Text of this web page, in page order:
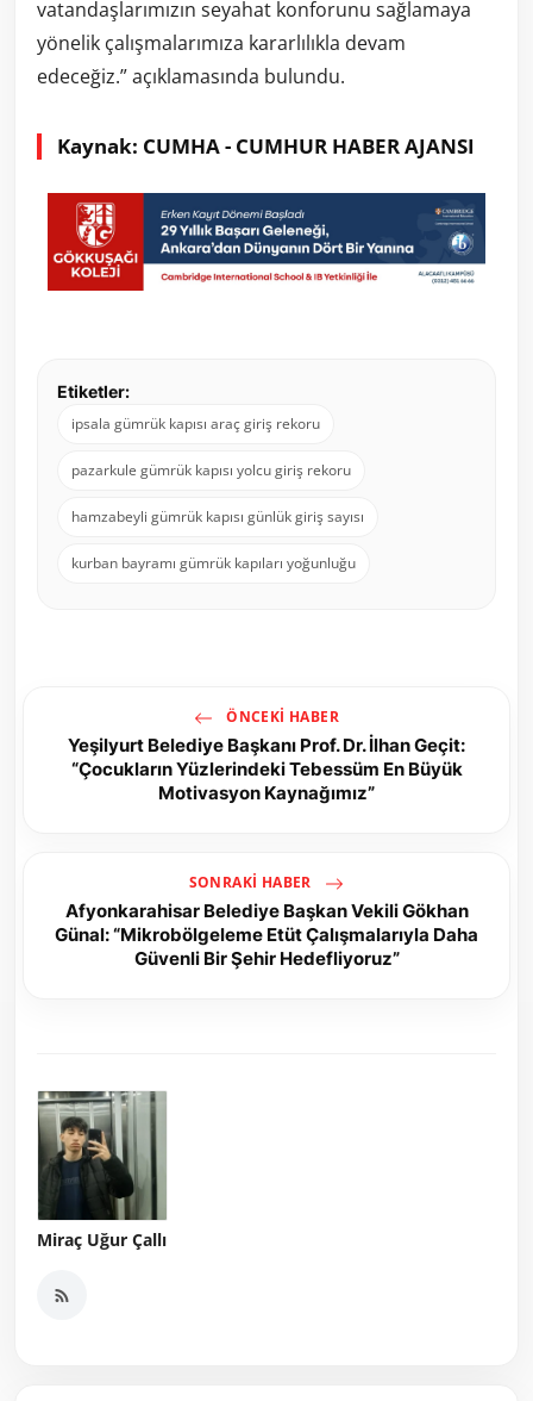
vatandaşlarımızın seyahat konforunu sağlamaya
yönelik çalışmalarımıza kararlılıkla devam
edeceğiz.” açıklamasında bulundu.
Kaynak: CUMHA - CUMHUR HABER AJANSI
Etiketler:
ipsala gümrük kapısı araç giriş rekoru
pazarkule gümrük kapısı yolcu giriş rekoru
hamzabeyli gümrük kapısı günlük giriş sayısı
kurban bayramı gümrük kapıları yoğunluğu
ÖNCEKI HABER
Yeşilyurt Belediye Başkanı Prof. Dr. İlhan Geçit:
“Çocukların Yüzlerindeki Tebessüm En Büyük
Motivasyon Kaynağımız”
SONRAKI HABER
Afyonkarahisar Belediye Başkan Vekili Gökhan
Günal: “Mikrobölgeleme Etüt Çalışmalarıyla Daha
Güvenli Bir Şehir Hedefliyoruz”
Miraç Uğur Çallı